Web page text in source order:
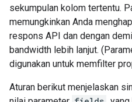
sekumpulan kolom tertentu.
memungkinkan Anda
respons API dan dengan
bandwidth lebih lanjut.
digunakan untuk memfilter
Aturan berikut menjelaskan